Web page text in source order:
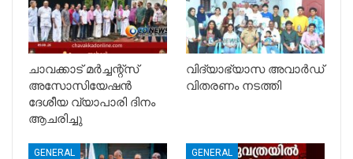
ചാവക്കാട് മർച്ചന്റ്സ്
അസോസിയേഷൻ
ദേശീയ വ്യാപാരി ദിനം
ആചരിച്ചു
വിദ്യാഭ്യാസ അവാർഡ്
വിതരണം നടത്തി
GENERAL GENERAL